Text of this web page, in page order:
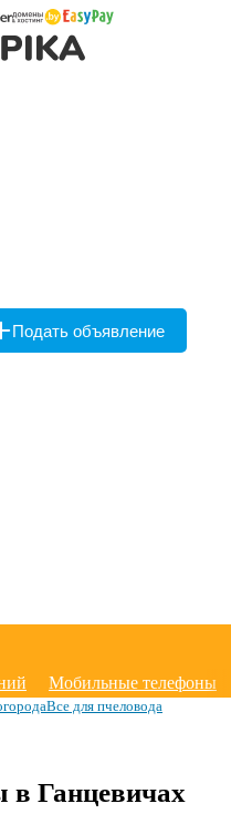
Подать объявление
Мобильные телефоны
Все для пчеловода
в Ганцевичах